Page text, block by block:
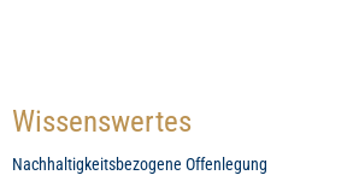
Wissenswertes
Nachhaltigkeitsbezogene Offenlegung